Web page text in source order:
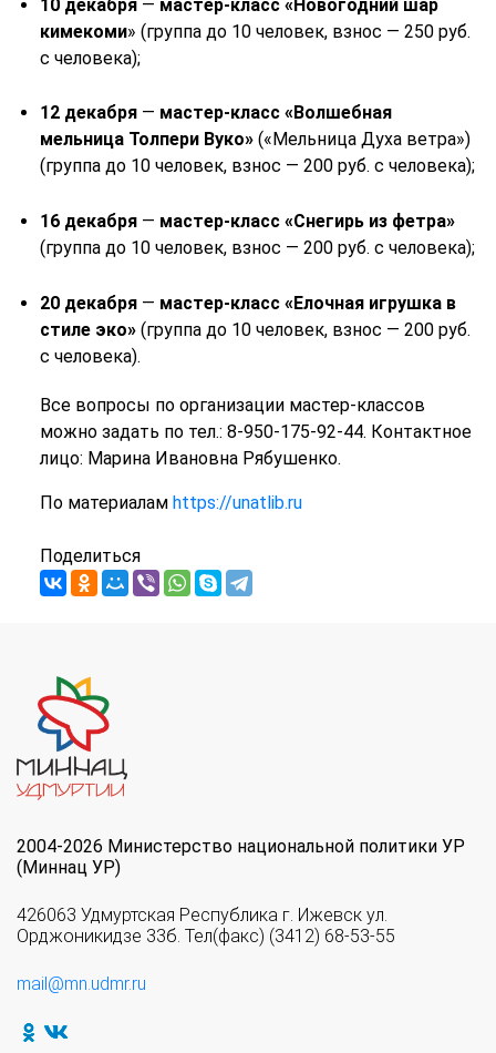
10 декабря— мастер-класс «Новогодний шар
кимекоми» (группа до 10 человек, взнос — 250 руб.
с человека);
12 декабря— мастер-класс «Волшебная
мельница Толпери Вуко»(«Мельница Духа ветра»)
(группа до 10 человек, взнос — 200 руб. с человека);
16 декабря— мастер-класс «Снегирь из фетра»
(группа до 10 человек, взнос — 200 руб. с человека);
20 декабря— мастер-класс «Елочная игрушка в
стиле эко»(группа до 10 человек, взнос — 200 руб.
с человека).
Все вопросы по организации мастер-классов
можно задать по тел.: 8-950-175-92-44. Контактное
лицо: Марина Ивановна Рябушенко.
По материалам https://unatlib.ru
Поделиться
2004-2026 Министерство национальной политики УР
(Миннац УР)
426063 Удмуртская Республика г. Ижевск ул.
Орджоникидзе 33б. Тел(факс) (3412) 68-53-55
mail@mn.udmr.ru